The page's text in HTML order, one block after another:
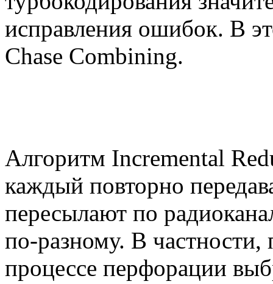
исправления ошибок. В
Chase Combining.
Алгоритм Incremental
каждый повторно
пересылают по
по-разному. В
процессе перфорации